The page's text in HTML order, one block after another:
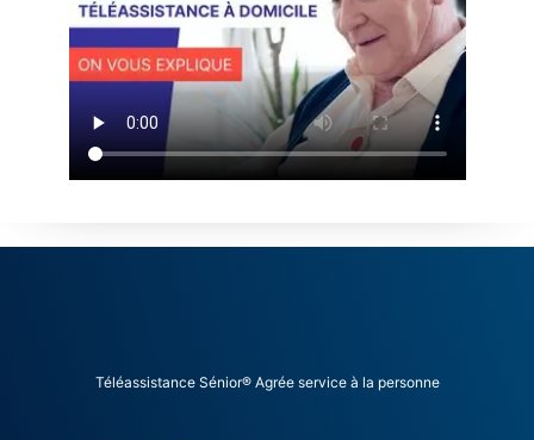
Téléassistance Sénior® Agrée service à la personne